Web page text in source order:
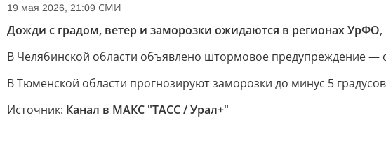
19 мая 2026, 21:09 СМИ
Дожди с градом, ветер и заморозки ожидаются в регионах УрФО
В Челябинской области объявлено штормовое предупреждение
В Тюменской области прогнозируют заморозки до минус 5
Источник: Канал в МАКС "ТАСС / Урал+"